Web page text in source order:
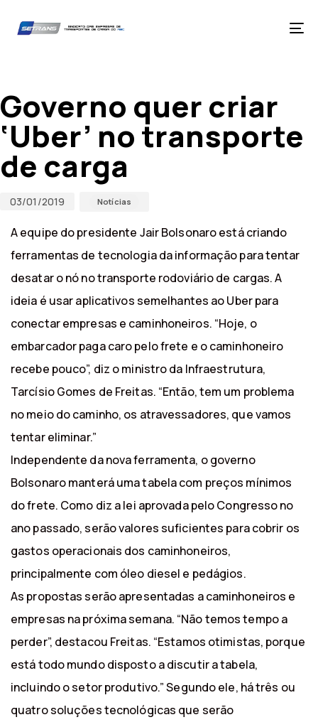
primary
Governo quer criar
‘Uber’ no transporte
de carga
03/01/2019 Notícias
A equipe do presidente Jair Bolsonaro está criando
ferramentas de tecnologia da informação para tentar
desatar o nó no transporte rodoviário de cargas. A
ideia é usar aplicativos semelhantes ao Uber para
conectar empresas e caminhoneiros. “Hoje, o
embarcador paga caro pelo frete e o caminhoneiro
recebe pouco”, diz o ministro da Infraestrutura,
Tarcísio Gomes de Freitas. “Então, tem um problema
no meio do caminho, os atravessadores, que vamos
tentar eliminar.”
Independente da nova ferramenta, o governo
Bolsonaro manterá uma tabela com preços mínimos
do frete. Como diz a lei aprovada pelo Congresso no
ano passado, serão valores suficientes para cobrir os
gastos operacionais dos caminhoneiros,
principalmente com óleo diesel e pedágios.
As propostas serão apresentadas a caminhoneiros e
empresas na próxima semana. “Não temos tempo a
perder”, destacou Freitas. “Estamos otimistas, porque
está todo mundo disposto a discutir a tabela,
incluindo o setor produtivo.” Segundo ele, há três ou
quatro soluções tecnológicas que serão